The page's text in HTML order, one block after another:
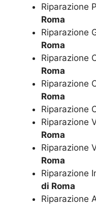
Riparazione
Roma
Riparazione
Roma
Riparazione
Roma
Riparazione
Roma
Riparazione
Riparazione
Roma
Riparazione
Roma
Riparazione
di Roma
Riparazione